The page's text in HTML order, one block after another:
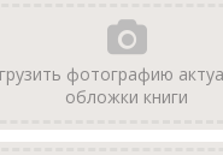
фотографию
обложки книги